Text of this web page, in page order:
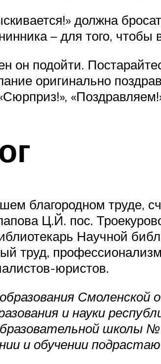
должна
– для того,
он подойти.
оригинально
благородном труде,
Ц.Й. пос.
Научной
труд,
юристов.
Смоленской
и науки
школы
и обучении